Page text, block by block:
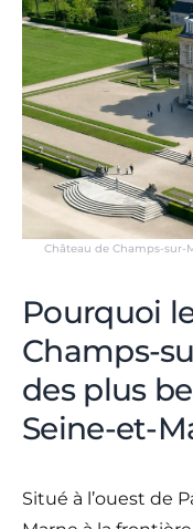
Château de Champs-sur-
Pourquoi
Champs-
des plus
Seine-et-
Situé à l’ouest de